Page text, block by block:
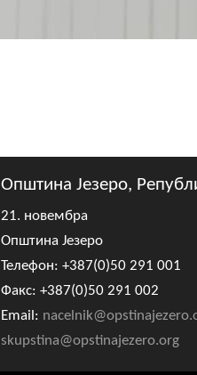
Општина Језеро,
21. новембра
Општина Језеро
Телефон: +387(0)50 291 001
Факс: +387(0)50 291 002
Email:
skupstina@opstinajezero.org